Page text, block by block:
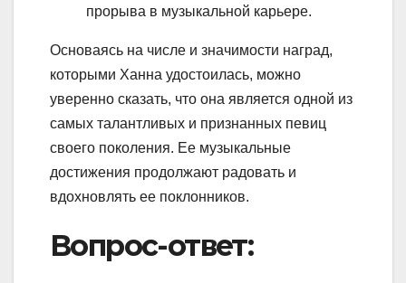
прорыва в музыкальной карьере.
Основаясь на числе и значимости наград,
которыми Ханна удостоилась, можно
уверенно сказать, что она является одной из
самых талантливых и признанных певиц
своего поколения. Ее музыкальные
достижения продолжают радовать и
вдохновлять ее поклонников.
Вопрос-ответ: